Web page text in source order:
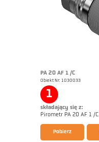
PA 20 AF 1 /C
Obiekt Nr: 1030033
1
składający się z:
Pirometr PA 20 AF 1 /C
Pobierz